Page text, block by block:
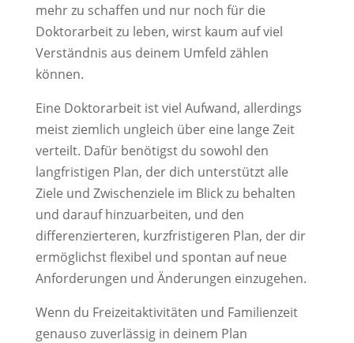
mehr zu schaffen und nur noch für die
Doktorarbeit zu leben, wirst kaum auf viel
Verständnis aus deinem Umfeld zählen
können.
Eine Doktorarbeit ist viel Aufwand, allerdings
meist ziemlich ungleich über eine lange Zeit
verteilt. Dafür benötigst du sowohl den
langfristigen Plan, der dich unterstützt alle
Ziele und Zwischenziele im Blick zu behalten
und darauf hinzuarbeiten, und den
differenzierteren, kurzfristigeren Plan, der dir
ermöglichst flexibel und spontan auf neue
Anforderungen und Änderungen einzugehen.
Wenn du Freizeitaktivitäten und Familienzeit
genauso zuverlässig in deinem Plan